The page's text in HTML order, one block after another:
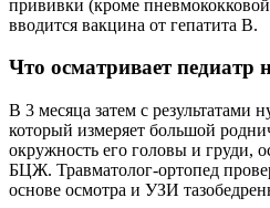
прививки (кроме
вводится вакцина от гепатита B.
Что осматривает педиатр
В 3 месяца затем с результатами
который измеряет большой
окружность его головы и груди,
БЦЖ. Травматолог-ортопед
основе осмотра и УЗИ